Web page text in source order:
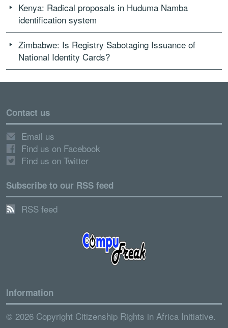
Kenya: Radical proposals in Huduma Namba
identification system
Zimbabwe: Is Registry Sabotaging Issuance of
National Identity Cards?
Contact us
Email us
Find us on Facebook
Find us on Twitter
Subscribe to our RSS feed
RSS feed
Information
© 2026 Copyright Citizenship Rights in Africa Initiative.